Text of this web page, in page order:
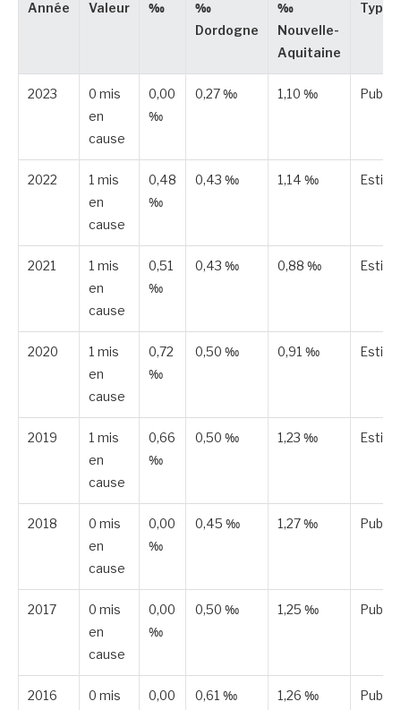
Année Valeur ‰
‰
Dordogne
‰
Nouvelle-
Aquitaine
Type
2023
0 mis
en
cause
0,00
‰
0,27 ‰ 1,10 ‰
2022
1 mis
en
cause
0,48
‰
0,43 ‰ 1,14 ‰
2021
1 mis
en
cause
0,51
‰
0,43 ‰ 0,88 ‰
2020
1 mis
en
cause
0,72
‰
0,50 ‰ 0,91 ‰
2019
1 mis
en
cause
0,66
‰
0,50 ‰ 1,23 ‰
2018
0 mis
en
cause
0,00
‰
0,45 ‰ 1,27 ‰
2017
0 mis
en
cause
0,00
‰
0,50 ‰ 1,25 ‰
2016
0 mis
0,00
0,61 ‰ 1,26 ‰